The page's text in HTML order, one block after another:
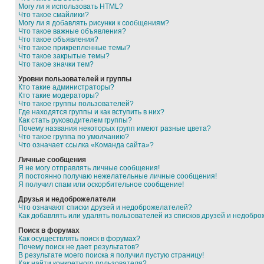
Могу ли я использовать HTML?
Что такое смайлики?
Могу ли я добавлять рисунки к сообщениям?
Что такое важные объявления?
Что такое объявления?
Что такое прикрепленные темы?
Что такое закрытые темы?
Что такое значки тем?
Уровни пользователей и группы
Кто такие администраторы?
Кто такие модераторы?
Что такое группы пользователей?
Где находятся группы и как вступить в них?
Как стать руководителем группы?
Почему названия некоторых групп имеют разные цвета?
Что такое группа по умолчанию?
Что означает ссылка «Команда сайта»?
Личные сообщения
Я не могу отправлять личные сообщения!
Я постоянно получаю нежелательные личные сообщения!
Я получил спам или оскорбительное сообщение!
Друзья и недоброжелатели
Что означают списки друзей и недоброжелателей?
Как добавлять или удалять пользователей из списков друзей и
Поиск в форумах
Как осуществлять поиск в форумах?
Почему поиск не дает результатов?
В результате моего поиска я получил пустую страницу!